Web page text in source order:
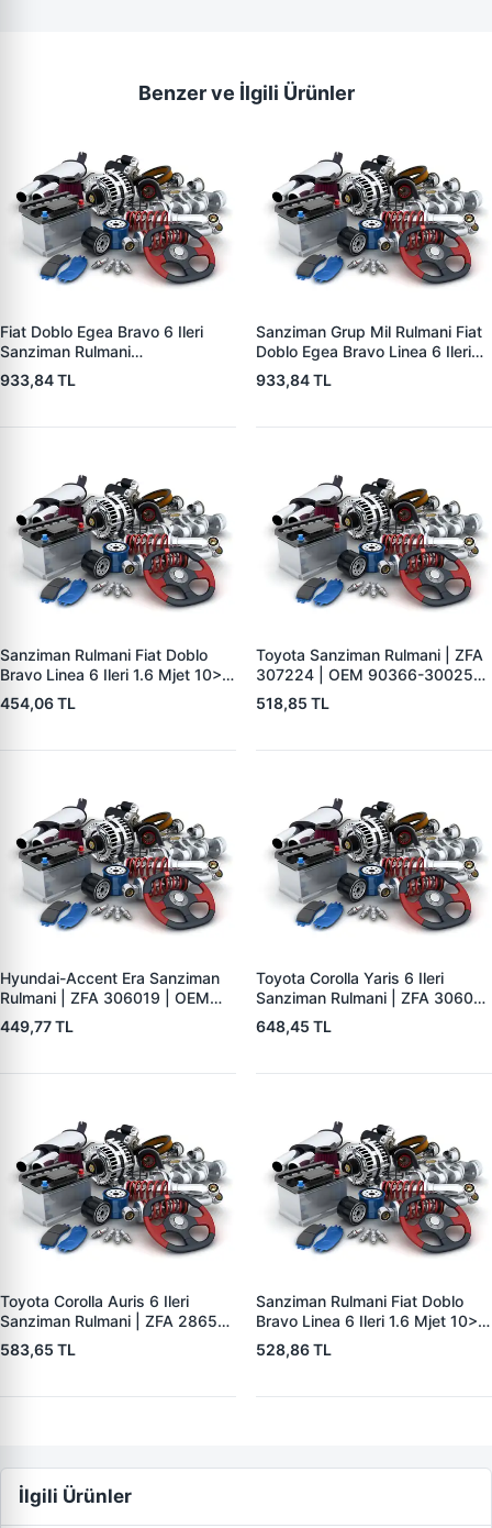
Benzer ve İlgili Ürünler
Fiat Doblo Egea Bravo 6 Ileri
Sanziman Rulmani
43,18X91X18,30 | ZFA 439119 |
OEM 55246900 STA4391UR2
933,84 TL
Sanziman Grup Mil Rulmani Fiat
Doblo Egea Bravo Linea 6 Ileri
1.6 Mjet 10> | ZFA 438619 |
OEM 46340286 46356839
933,84 TL
Sanziman Rulmani Fiat Doblo
Bravo Linea 6 Ileri 1.6 Mjet 10> |
ZFA 326615 | OEM 55223125
46340288
454,06 TL
Toyota Sanziman Rulmani | ZFA
307224 | OEM 90366-30025
90366-30067
518,85 TL
Hyundai-Accent Era Sanziman
Rulmani | ZFA 306019 | OEM
43225-32000
449,77 TL
Toyota Corolla Yaris 6 Ileri
Sanziman Rulmani | ZFA 306018
| OEM 90366-30096
648,45 TL
Toyota Corolla Auris 6 Ileri
Sanziman Rulmani | ZFA 286518
| OEM 90366-W0022
583,65 TL
Sanziman Rulmani Fiat Doblo
Bravo Linea 6 Ileri 1.6 Mjet 10> |
ZFA 276616 | OEM 55223125
46340288
528,86 TL
İlgili Ürünler